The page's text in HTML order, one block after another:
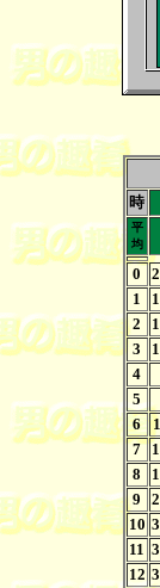
時
平
均
0
1
2
3
4
5
6
7
8
9
10
11
12